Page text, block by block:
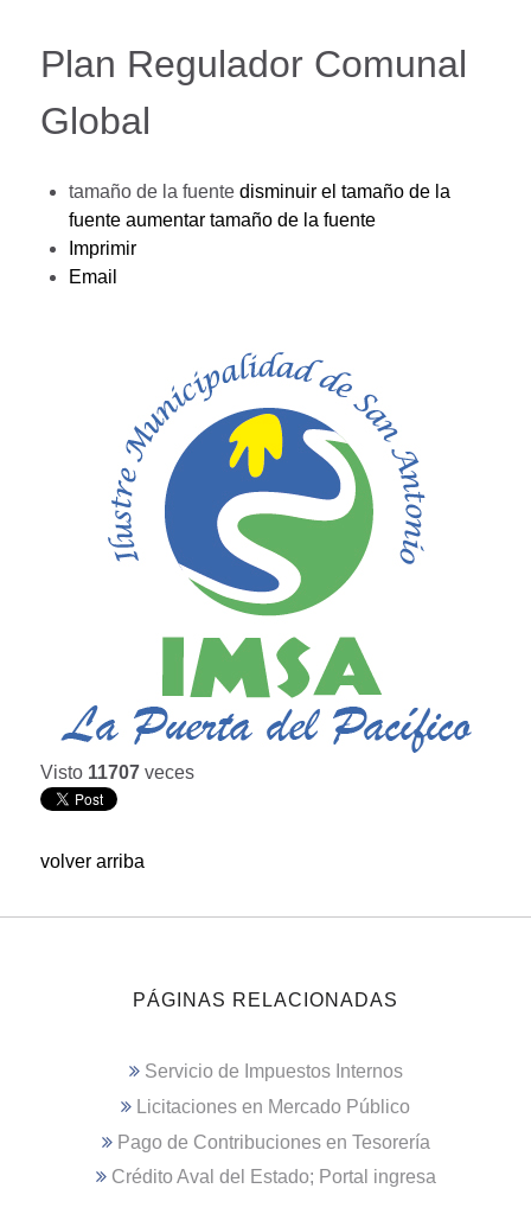
Plan Regulador Comunal
Global
tamaño de la fuente disminuir el tamaño de la
fuente aumentar tamaño de la fuente
Imprimir
Email
Visto 11707 veces
volver arriba
PÁGINAS RELACIONADAS
Servicio de Impuestos Internos
Licitaciones en Mercado Público
Pago de Contribuciones en Tesorería
Crédito Aval del Estado; Portal ingresa